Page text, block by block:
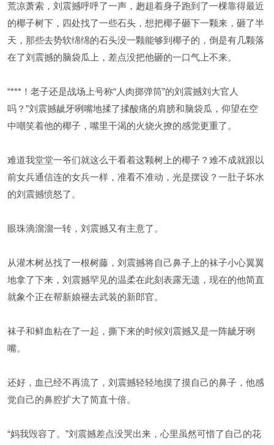
荒凉萧索，刘震撼呼呼了一声，趔趄着身子跑到了一棵靠得最近
的椰子树下，四处找了一些石头，想把椰子砸下一颗来，砸了半
天，那些去势软绵绵的石头没一颗能够到椰子的，倒是有几颗落
在了刘震撼的脑袋瓜上，差点没把他砸的一口气上不来。
“***！老子还是战场上号称“人肉掷弹筒”的刘震撼刘大官人
吗？”刘震撼龇牙咧嘴地揉了揉酸痛的肩膀和脑袋瓜，仰望在空
中嘲笑着他的椰子，嘴里干渴的火烧火撩的感觉更重了。
难道我堂堂一爷们就这么干看着这颗树上的椰子？难不成就跟以
前女兵通信连的女兵一样，准看不准动，光是摆设？一肚子坏水
的刘震撼愤怒了。
眼珠滴溜溜一转，刘震撼又有主意了。
从灌木树丛找了一根树藤，刘震撼将自己鼻子上的袜子小心翼翼
地拿了下来，刘震撼罕见的温柔在此刻表露无遗，现在的他简直
就象个正在帮新娘褪去武装的新郎官。
袜子和鲜血粘在了一起，撕下来的时候刘震撼又是一阵龇牙咧
嘴。
还好，血已经不再流了，刘震撼轻轻地摸了摸自己的鼻子，他感
觉自己的鼻腔扩大了简直十倍。
“妈我毁容了。”刘震撼差点没哭出来，心里虽然可惜了自己的花